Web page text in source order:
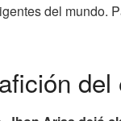
del mundo.